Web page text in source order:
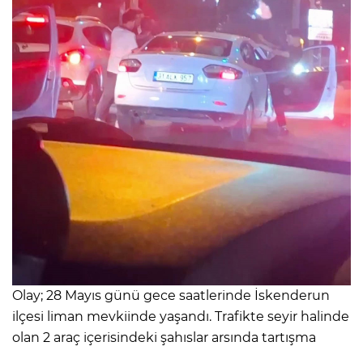
Olay; 28 Mayıs günü gece saatlerinde İskenderun
ilçesi liman mevkiinde yaşandı. Trafikte seyir halinde
olan 2 araç içerisindeki şahıslar arsında tartışma